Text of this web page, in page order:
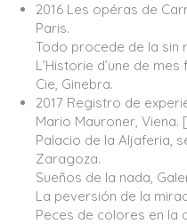
2016 Les opéras de
Paris.
Todo procede de la sin
L’Historie d’une de
Cie, Ginebra.
2017 Registro de
Mario Mauroner, Viena.
Palacio de la Aljaferia,
Zaragoza.
Sueños de la nada,
La peversión de la
Peces de colores en la